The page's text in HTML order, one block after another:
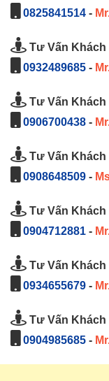
0825841514 -
Tư Vấn Khách
0932489685 -
Tư Vấn Khách
0906700438 -
Tư Vấn
0908648509 -
Tư Vấn Khách
0904712881 -
Tư Vấn Khách
0934655679 -
Tư Vấn Khách
0904985685 -